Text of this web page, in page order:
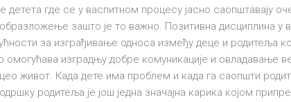
детета где се у васпитном процесу јасно саопштавају
зашто је то важно. Позитивна дисциплина у
за изграђивање односа између деце и родитеља
изградњу добре комуникације и овладавање
цео живот. Када дете има проблем и када га саопшти
родитеља је још једна значајна карика којом